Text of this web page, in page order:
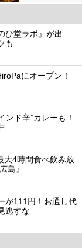
ひ堂ラボ』が出
も
にオープン！
ド辛”カレーも！
大4時間食べ飲み放
島』
が111円！お通し代
逃すな